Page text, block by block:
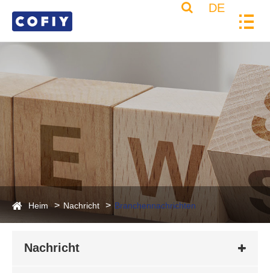
DE
Heim Nachricht Branchennachrichten
Nachricht